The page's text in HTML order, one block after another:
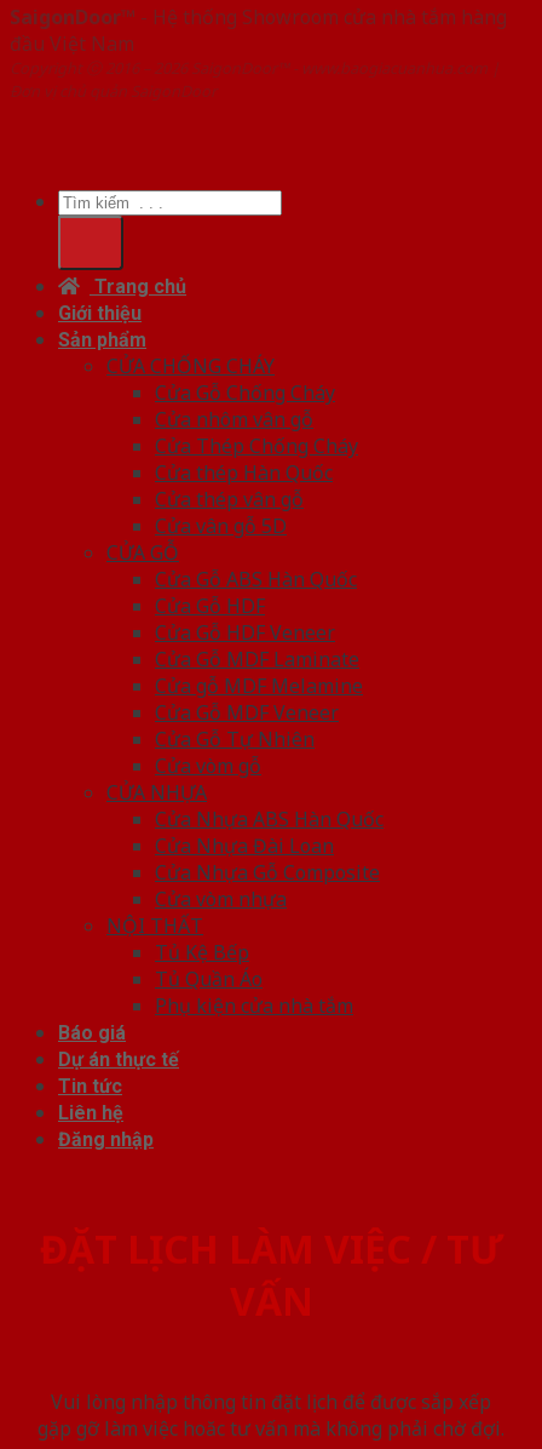
SaigonDoor™ - Hệ thống Showroom cửa nhà tắm hàng
đầu Việt Nam
Copyright ⓒ 2016 – 2026 SaigonDoor™ - www.baogiacuanhua.com |
Đơn vị chủ quản SaigonDoor
Tìm
kiếm:
Trang chủ
Giới thiệu
Sản phẩm
CỬA CHỐNG CHÁY
Cửa Gỗ Chống Cháy
Cửa nhôm vân gỗ
Cửa Thép Chống Cháy
Cửa thép Hàn Quốc
Cửa thép vân gỗ
Cửa vân gỗ 5D
CỬA GỖ
Cửa Gỗ ABS Hàn Quốc
Cửa Gỗ HDF
Cửa Gỗ HDF Veneer
Cửa Gỗ MDF Laminate
Cửa gỗ MDF Melamine
Cửa Gỗ MDF Veneer
Cửa Gỗ Tự Nhiên
Cửa vòm gỗ
CỬA NHỰA
Cửa Nhựa ABS Hàn Quốc
Cửa Nhựa Đài Loan
Cửa Nhựa Gỗ Composite
Cửa vòm nhựa
NỘI THẤT
Tủ Kệ Bếp
Tủ Quần Áo
Phụ kiện cửa nhà tắm
Báo giá
Dự án thực tế
Tin tức
Liên hệ
Đăng nhập
ĐẶT LỊCH LÀM VIỆC / TƯ
VẤN
Vui lòng nhập thông tin đặt lịch để được sắp xếp
gặp gỡ làm việc hoăc tư vấn mà không phải chờ đợi.